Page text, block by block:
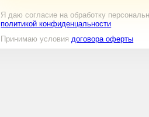
Я даю согласие на обработку
политикой конфиденцальности
Принимаю условиядоговора оферты